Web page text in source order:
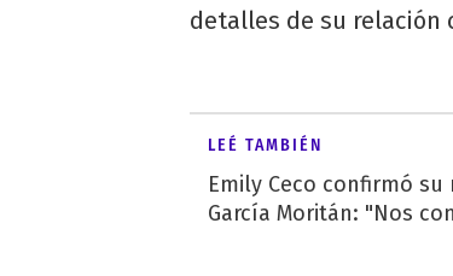
detalles de su relación
LEÉ TAMBIÉN
Emily Ceco confirmó
García Moritán: "Nos